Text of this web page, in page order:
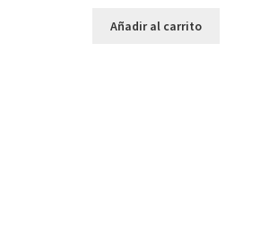
Añadir al carrito